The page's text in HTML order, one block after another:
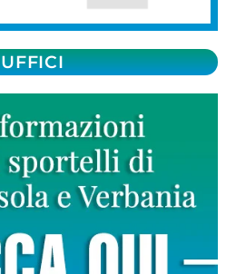
UFFICI